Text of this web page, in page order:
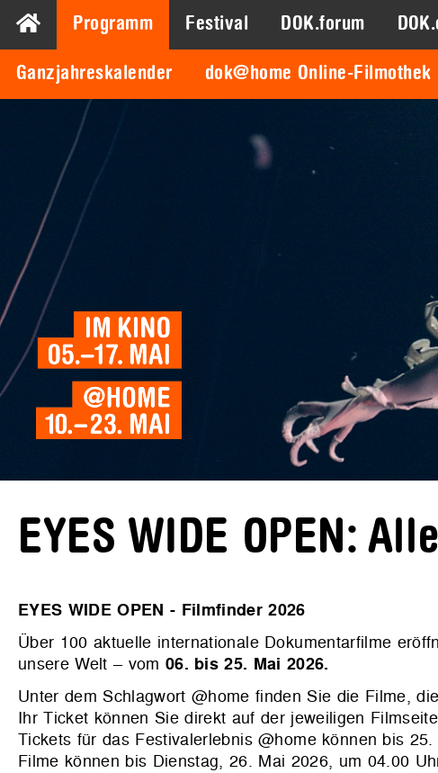
Programm
Ganzjahreskalender dok@home Online-Filmothek
Festival DOK.forum
EYES WIDE OPEN:
EYES WIDE OPEN - Filmfinder 2026
Über 100 aktuelle internationale Dokumentarfilme
unsere Welt – vom 06. bis 25. Mai 2026.
Unter dem Schlagwort @home finden Sie die Filme,
Ihr Ticket können Sie direkt auf der jeweiligen
Tickets für das Festivalerlebnis @home können bis
Filme können bis Dienstag, 26. Mai 2026, um 04.00